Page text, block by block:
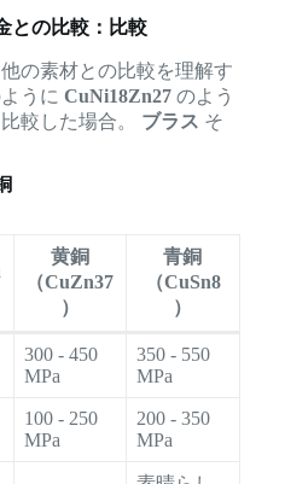
との比較：比較
の素材との比較を理解す
うに CuNi18Zn27のよう
較した場合。 ブラス そ
黄銅
（CuZn37
）
青銅
（CuSn8
）
300 - 450
MPa
350 - 550
MPa
100 - 250
MPa
200 - 350
MPa